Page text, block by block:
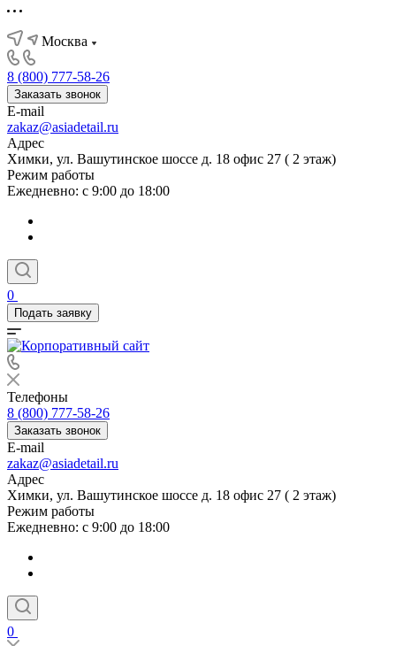
Москва
8 (800) 777-58-26
Заказать звонок
E-mail
zakaz@asiadetail.ru
Адрес
Химки, ул. Вашутинское шоссе д. 18 офис 27 ( 2 этаж)
Режим работы
Ежедневно: с 9:00 до 18:00
0
Подать заявку
Телефоны
8 (800) 777-58-26
Заказать звонок
E-mail
zakaz@asiadetail.ru
Адрес
Химки, ул. Вашутинское шоссе д. 18 офис 27 ( 2 этаж)
Режим работы
Ежедневно: с 9:00 до 18:00
0